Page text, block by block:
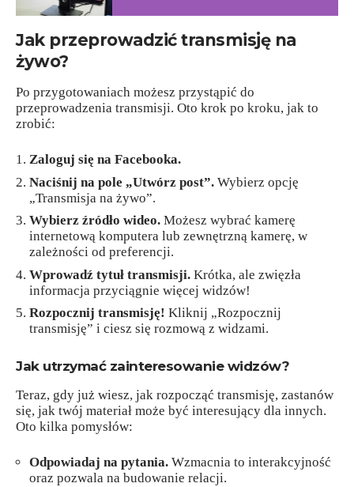
Jak przeprowadzić transmisję na
żywo?
Po przygotowaniach możesz przystąpić do
przeprowadzenia transmisji. Oto krok po kroku, jak to
zrobić:
Zaloguj się na Facebooka.
Naciśnij na pole „Utwórz post”. Wybierz opcję
„Transmisja na żywo”.
Wybierz źródło wideo. Możesz wybrać kamerę
internetową komputera lub zewnętrzną kamerę, w
zależności od preferencji.
Wprowadź tytuł transmisji. Krótka, ale zwięzła
informacja przyciągnie więcej widzów!
Rozpocznij transmisję! Kliknij „Rozpocznij
transmisję” i ciesz się rozmową z widzami.
Jak utrzymać zainteresowanie widzów?
Teraz, gdy już wiesz, jak rozpocząć transmisję, zastanów
się, jak twój materiał może być interesujący dla innych.
Oto kilka pomysłów:
Odpowiadaj na pytania. Wzmacnia to interakcyjność
oraz pozwala na budowanie relacji.